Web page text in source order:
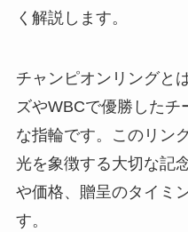
く解説します。
チャンピオンリングと
ズやWBCで優勝したチ
な指輪です。このリン
光を象徴する大切な記
や価格、贈呈のタイミ
す。